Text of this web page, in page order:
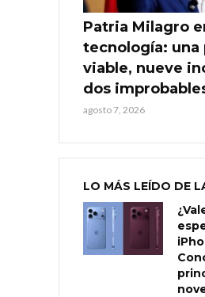
Patria Milagro
tecnología: una
viable, nueve
dos
agosto 7, 2026
LO MÁS LEÍDO DE